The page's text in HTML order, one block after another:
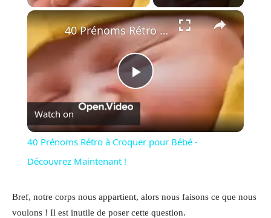
×
Play
Video
40 Prénoms Rétro à Croquer pour Bébé - Découvrez Maintenant !
Watch on
40 Prénoms Rétro à Croquer pour Bébé -
Découvrez Maintenant !
Bref, notre corps nous appartient, alors nous faisons ce que nous
voulons ! Il est inutile de poser cette question.